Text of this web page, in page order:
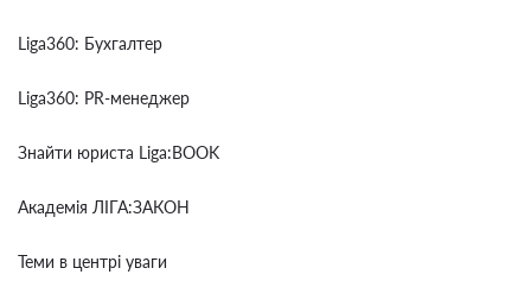
Liga360: Бухгалтер
Liga360: PR-менеджер
Знайти юриста Liga:BOOK
Академія ЛІГА:ЗАКОН
Теми в центрі уваги